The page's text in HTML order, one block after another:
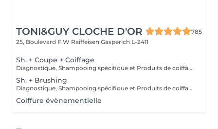
TONI&GUY CLOCHE D'OR
785
25, Boulevard F.W Raiffeisen Gasperich L-2411
Sh. + Coupe + Coiffage
Diagnostique, Shampooing spécifique et Produits de coiffage inclus.
Sh. + Brushing
Diagnostique, Shampooing spécifique et Produits de coiffage inclus.
Coiffure évènementielle